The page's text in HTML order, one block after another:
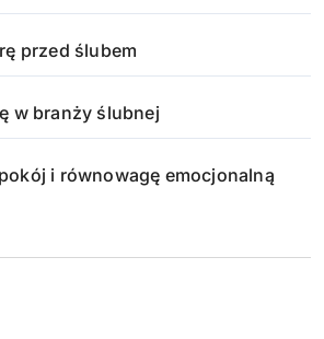
przed ślubem
w branży ślubnej
i równowagę emocjonalną